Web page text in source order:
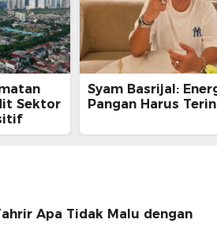
Sektor
Syam Basrijal:
Pangan Harus
Apa Tidak Malu dengan